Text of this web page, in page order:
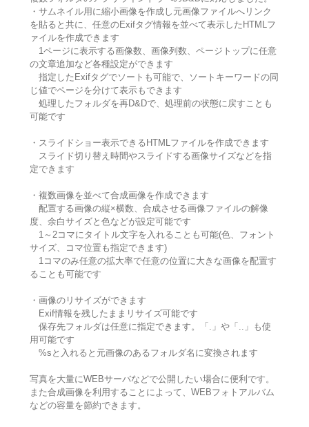
・サムネイル用に縮小画像を作成し元画像ファイルへリンク
を貼ると共に、任意のExifタグ情報を並べて表示したHTMLフ
ァイルを作成できます
1ページに表示する画像数、画像列数、ページトップに任意
の文章追加など各種設定ができます
指定したExifタグでソートも可能で、ソートキーワードの同
じ値でページを分けて表示もできます
処理したフォルダを再D&Dで、処理前の状態に戻すことも
可能です
・スライドショー表示できるHTMLファイルを作成できます
スライド切り替え時間やスライドする画像サイズなどを指
定できます
・複数画像を並べて合成画像を作成できます
配置する画像の縦×横数、合成させる画像ファイルの解像
度、余白サイズと色などが設定可能です
1～2コマにタイトル文字を入れることも可能(色、フォント
サイズ、コマ位置も指定できます)
1コマのみ任意の拡大率で任意の位置に大きな画像を配置す
ることも可能です
・画像のリサイズができます
Exif情報を残したままリサイズ可能です
保存先フォルダは任意に指定できます。「.」や「..」も使
用可能です
%sと入れると元画像のあるフォルダ名に変換されます
写真を大量にWEBサーバなどで公開したい場合に便利です。
また合成画像を利用することによって、WEBフォトアルバム
などの容量を節約できます。